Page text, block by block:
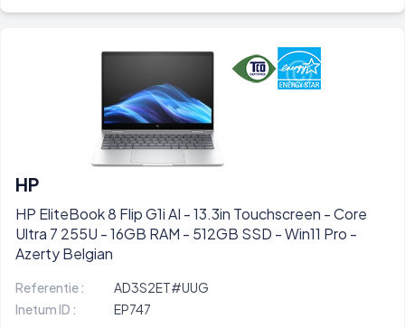
HP
HP EliteBook 8 Flip G1i AI - 13.3in Touchscreen - Core
Ultra 7 255U - 16GB RAM - 512GB SSD - Win11 Pro -
Azerty Belgian
Referentie :
AD3S2ET#UUG
Inetum ID :
EP747